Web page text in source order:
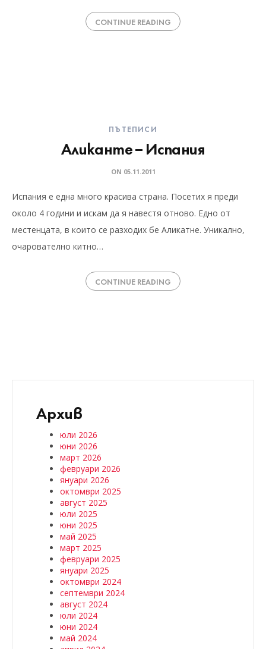
CONTINUE READING
ПЪТЕПИСИ
Аликанте – Испания
ON 05.11.2011
Испания е една много красива страна. Посетих я преди
около 4 години и искам да я навестя отново. Едно от
местенцата, в които се разходих бе Аликатне. Уникално,
очарователно китно…
CONTINUE READING
Архив
юли 2026
юни 2026
март 2026
февруари 2026
януари 2026
октомври 2025
август 2025
юли 2025
юни 2025
май 2025
март 2025
февруари 2025
януари 2025
октомври 2024
септември 2024
август 2024
юли 2024
юни 2024
май 2024